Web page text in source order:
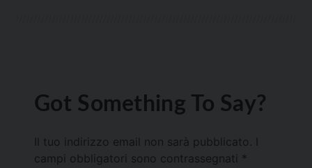
Got Something To Say?
Il tuo indirizzo email non sarà pubblicato.
campi obbligatori sono contrassegnati *